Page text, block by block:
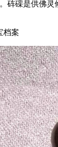
砗磲是供佛
档案